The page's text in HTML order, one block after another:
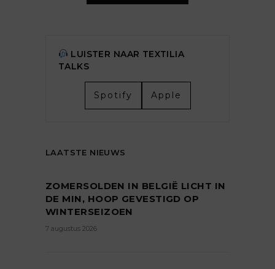
LUISTER NAAR TEXTILIA
TALKS
Spotify Apple
LAATSTE NIEUWS
ZOMERSOLDEN IN BELGIË LICHT IN
DE MIN, HOOP GEVESTIGD OP
WINTERSEIZOEN
7 augustus 2026